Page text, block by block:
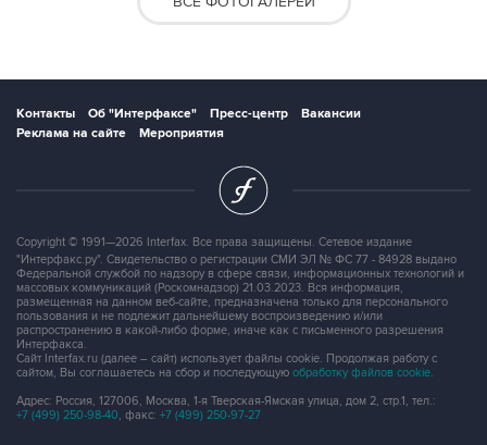
Контакты Об "Интерфаксе" Пресс-центр
Вакансии
Реклама на сайте
Мероприятия
Copyright © 1991—2026 Interfax. Все права защищены. Сетевое издание
"Интерфакс.ру". Свидетельство о регистрации СМИ ЭЛ № ФС 77 - 84928 выдано
Федеральной службой по надзору в сфере связи, информационных технологий и
массовых коммуникаций (Роскомнадзор) 21.03.2023. Вся информация,
размещенная на данном веб-сайте, предназначена только для персонального
пользования и не подлежит дальнейшему воспроизведению и/или
распространению в какой-либо форме, иначе как с письменного разрешения
Интерфакса.
Сайт Interfax.ru (далее – сайт) использует файлы cookie. Продолжая работу с
сайтом, Вы соглашаетесь на сбор и последующую обработку файлов cookie.
Адрес: Россия, 127006, Москва, 1-я Тверская-Ямская улица, дом 2, стр.1, тел.:
+7 (499) 250-98-40, факс: +7 (499) 250-97-27